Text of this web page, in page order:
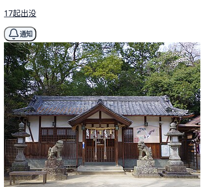
17起出没
通知